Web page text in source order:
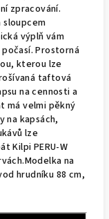
zpracování.
sloupcem
výplň vám
Prostorná
kterou lze
taftová
na cennosti a
má velmi pěkný
na kapsách,
lze
Kilpi PERU-W
na
hrudníku 88 cm,